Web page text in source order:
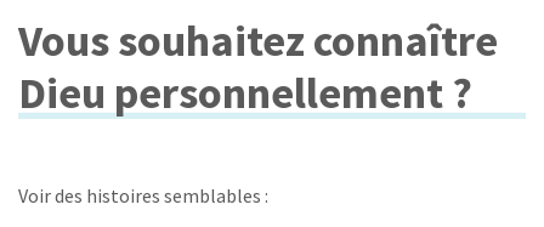
Vous souhaitez connaître
Dieu personnellement ?
Voir des histoires semblables :